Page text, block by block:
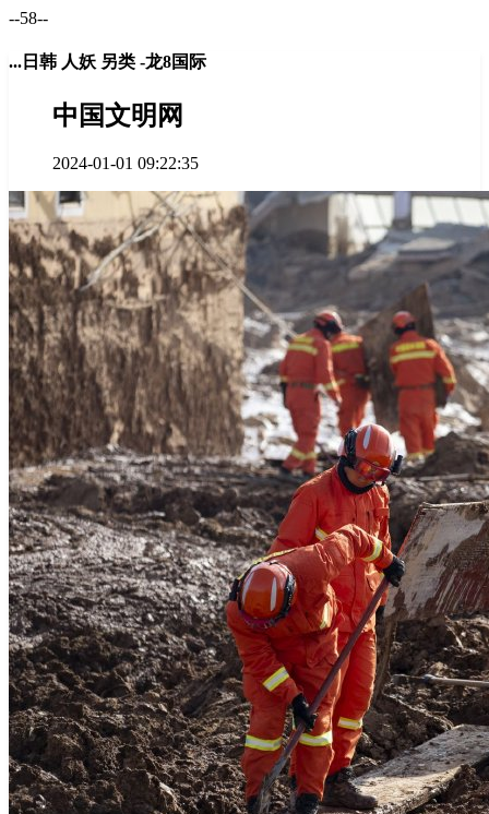
--58--
...日韩 人妖 另类 -龙8国际
中国文明网
2024-01-01 09:22:35